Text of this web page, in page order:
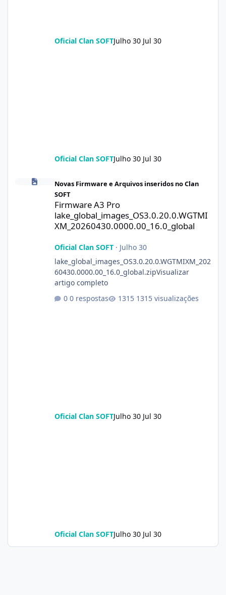
Oficial Clan SOFTJulho 30 Jul 30
Oficial Clan SOFTJulho 30 Jul 30
Firmware A3 Pro
Novas Firmware e Arquivos inseridos no Clan
SOFT
Firmware A3 Pro
lake_global_images_OS3.0.20.0.WGTMI
XM_20260430.0000.00_16.0_global
Oficial Clan SOFT· Julho 30
lake_global_images_OS3.0.20.0.WGTMIXM_202
60430.0000.00_16.0_global.zipVisualizar
artigo completo
0 respostas
1315 visualizações
Oficial Clan SOFTJulho 30 Jul 30
Oficial Clan SOFTJulho 30 Jul 30